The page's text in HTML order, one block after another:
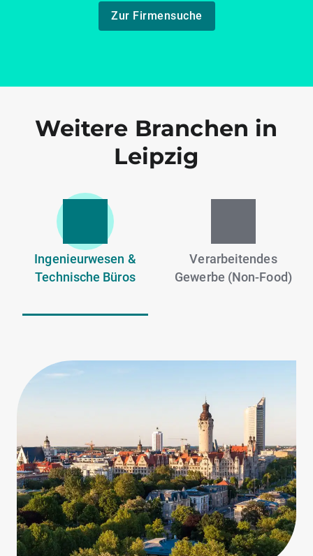
Zur Firmensuche
Weitere Branchen in
Leipzig
Ingenieurwesen &
Technische Büros
Verarbeitendes
Gewerbe (Non-Food)